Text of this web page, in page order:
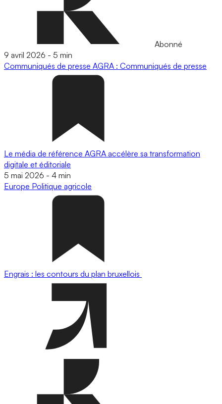
Abonné
9 avril 2026 - 5 min
Communiqués de presse AGRA : Communiqués de presse
Le média de référence AGRA accélère sa transformation
digitale et éditoriale
5 mai 2026 - 4 min
Europe Politique agricole
Engrais : les contours du plan bruxellois